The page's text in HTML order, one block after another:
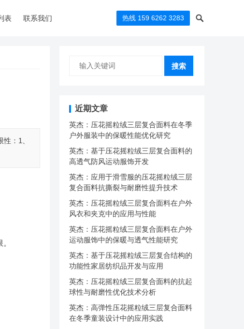
表 联系我们 热线 159 6262 3283
：1、
搜索
近期文章
英杰：压花摇粒绒三层复合面料在冬季
户外服装中的保暖性能优化研究
英杰：基于压花摇粒绒三层复合面料的
高透气防风运动服饰开发
英杰：应用于滑雪服的压花摇粒绒三层
复合面料抗撕裂与耐磨性提升技术
英杰：压花摇粒绒三层复合面料在户外
风衣和夹克中的应用与性能
英杰：压花摇粒绒三层复合面料在户外
运动服饰中的保暖与透气性能研究
英杰：基于压花摇粒绒三层复合结构的
功能性家居纺织品开发与应用
英杰：压花摇粒绒三层复合面料的抗起
球性与耐磨性优化技术分析
英杰：高弹性压花摇粒绒三层复合面料
在冬季童装设计中的应用实践